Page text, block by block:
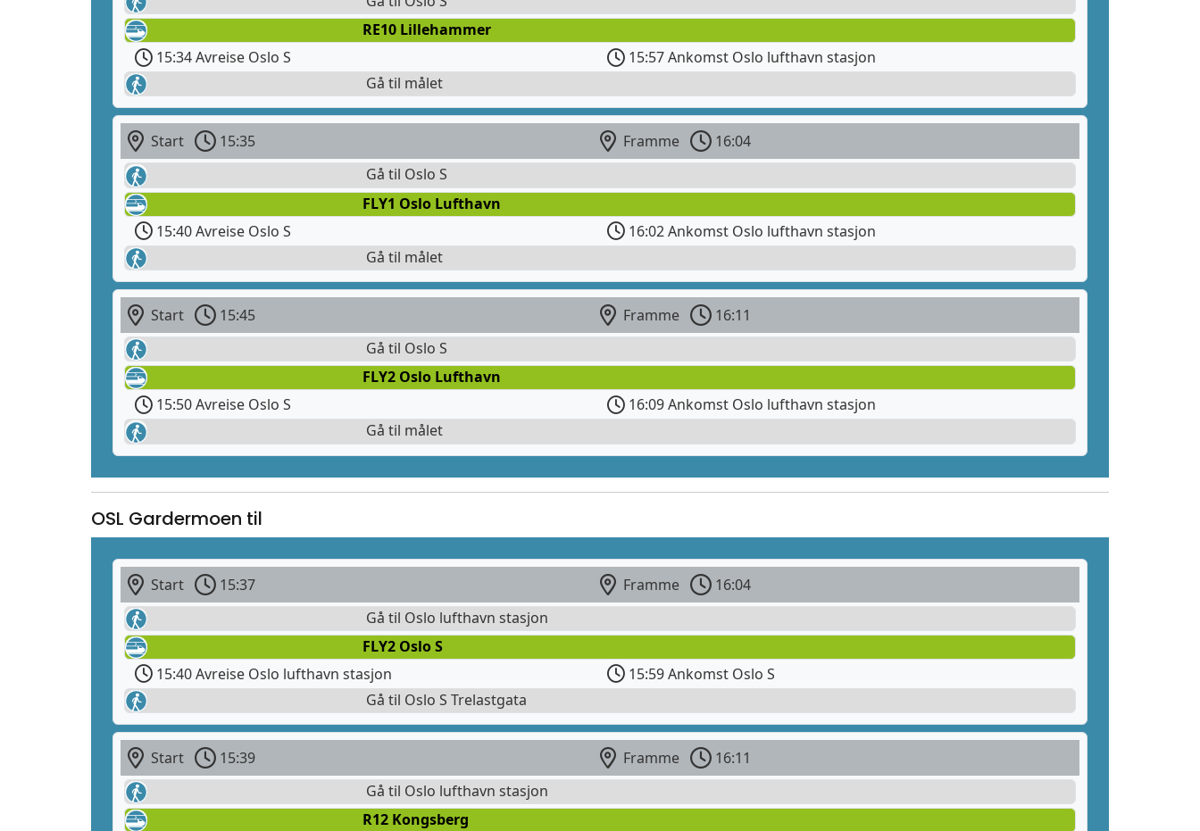
RE10 Lillehammer
15:34 Avreise Oslo S
15:57 Ankomst Oslo lufthavn stasjon
Gå til målet
Start 15:35 Framme
16:04
Gå til Oslo S
FLY1 Oslo Lufthavn
15:40 Avreise Oslo S
16:02 Ankomst Oslo lufthavn stasjon
Gå til målet
Start 15:45 Framme
16:11
Gå til Oslo S
FLY2 Oslo Lufthavn
15:50 Avreise Oslo S
16:09 Ankomst Oslo lufthavn stasjon
Gå til målet
OSL Gardermoen til
Start 15:37 Framme
16:04
Gå til Oslo lufthavn stasjon
FLY2 Oslo S
15:40 Avreise Oslo lufthavn stasjon
15:59 Ankomst Oslo S
Gå til Oslo S Trelastgata
Start 15:39 Framme
16:11
Gå til Oslo lufthavn stasjon
R12 Kongsberg